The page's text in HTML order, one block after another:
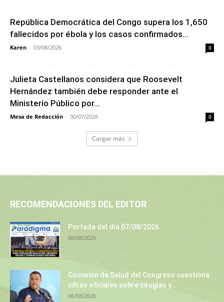
República Democrática del Congo supera los 1,650
fallecidos por ébola y los casos confirmados...
Karen - 03/08/2026 0
Julieta Castellanos considera que Roosevelt
Hernández también debe responder ante el
Ministerio Público por...
Mesa de Redacción - 30/07/2026 0
Cargar más
RECOMENDACIONES DEL EDITOR
Portada del día 07/08/2026
06/08/2026
Comisión de Salud del Congreso cuestiona
cifras oficiales sobre cirugías y...
06/08/2026